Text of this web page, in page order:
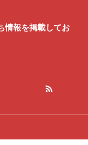
情報を掲載してお